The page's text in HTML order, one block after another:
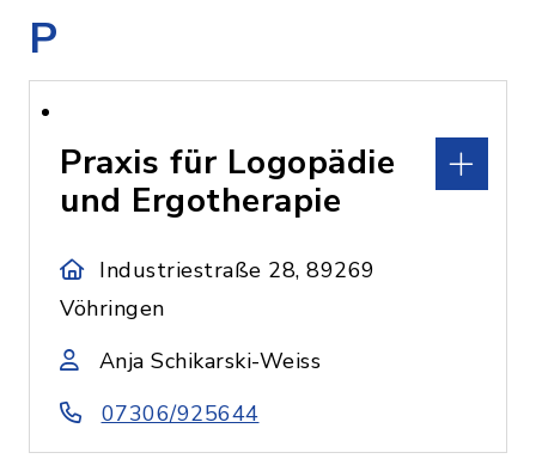
P
Praxis für Logopädie
und Ergotherapie
Industriestraße 28, 89269
Vöhringen
Anja Schikarski-Weiss
07306/925644